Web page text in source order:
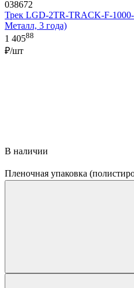
038672
Трек LGD-2TR-TRACK-F-
Металл, 3 года)
1 40588
₽/шт
В наличии
Пленочная упаковка